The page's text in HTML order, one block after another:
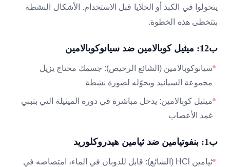
يتحولوا في الكبد أو الخلايا قبل الاستخدام. الأشكال النشطة
بتتخطى هذه الخطوة.
ب12: ميثيل كوبالامين ضد سيانوكوبالامين
سيانوكوبالامين (الشائع الرخيص): جسمك محتاج يزيل
مجموعة السيانيد ويحوّله لصورة نشطة
ميثيل كوبالامين: يدخل مباشرة في دورة الميثيلة التي بتبني
غمد الأعصاب
ب1: بنفوتيامين ضد ثيامين هيدروكلوريد
ثيامين HCl (الشائع): قابل للذوبان في الماء، امتصاصه في